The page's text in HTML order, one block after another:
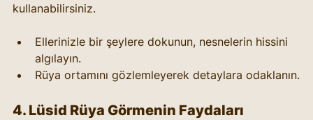
kullanabilirsiniz.
Ellerinizle bir şeylere dokunun, nesnelerin hissini
algılayın.
Rüya ortamını gözlemleyerek detaylara odaklanın.
4. Lüsid Rüya Görmenin Faydaları